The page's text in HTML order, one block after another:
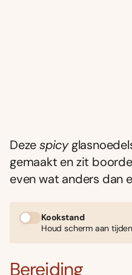
Dezespicy
gemaakt en zit
even wat anders dan
Kookstand
Houd scherm aan
Bereiding